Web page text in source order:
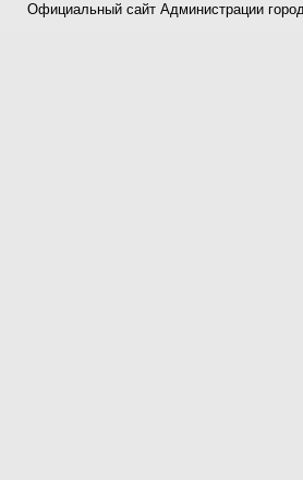
Официальный сайт Администрации